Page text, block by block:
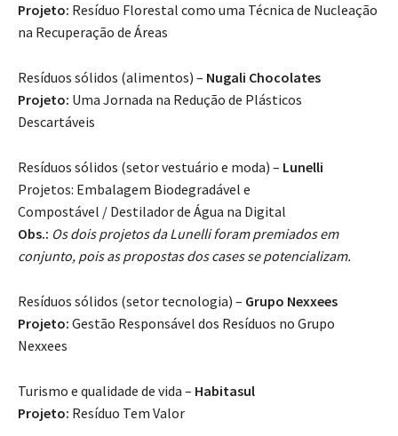
Projeto: Resíduo Florestal como uma Técnica de Nucleação
na Recuperação de Áreas
Resíduos sólidos (alimentos) – Nugali Chocolates
Projeto: Uma Jornada na Redução de Plásticos
Descartáveis
Resíduos sólidos (setor vestuário e moda) – Lunelli
Projetos: Embalagem Biodegradável e
Compostável / Destilador de Água na Digital
Obs.: Os dois projetos da Lunelli foram premiados em
conjunto, pois as propostas dos cases se potencializam.
Resíduos sólidos (setor tecnologia) – Grupo Nexxees
Projeto: Gestão Responsável dos Resíduos no Grupo
Nexxees
Turismo e qualidade de vida – Habitasul
Projeto: Resíduo Tem Valor